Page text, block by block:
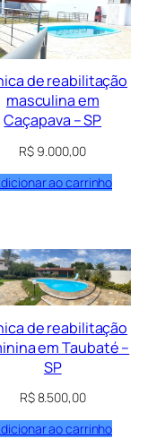
de reabilitação
masculina em
Caçapava – SP
R$ 9.000,00
ao carrinho
de reabilitação
em Taubaté –
SP
R$8.500,00
ao carrinho